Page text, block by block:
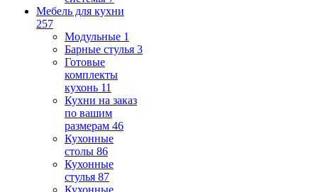
Мебель для кухни
257
Модульные 1
Барные стулья 3
Готовые
комплекты
кухонь 11
Кухни на заказ
по вашим
размерам 46
Кухонные
столы 86
Кухонные
стулья 87
Кухонные